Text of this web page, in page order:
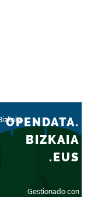
Gestionado con
OPENDATA.
BIZKAIA
.EUS